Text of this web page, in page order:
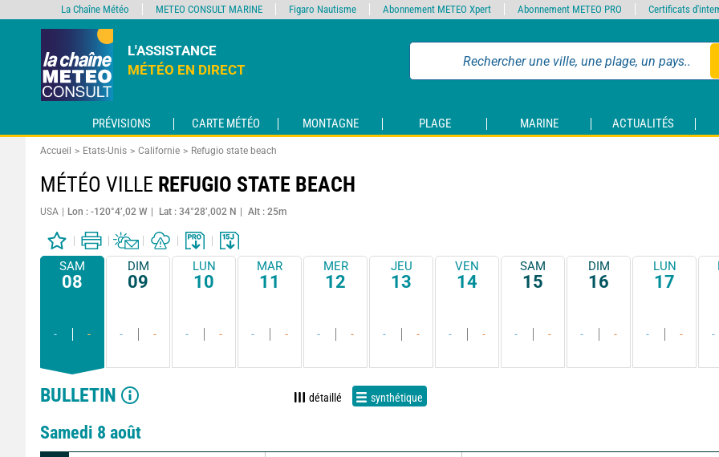
L'ASSISTANCE
MÉTÉO EN DIRECT
PRÉVISIONS CARTE MÉTÉO MONTAGNE PLAGE MARINE ACTUALITÉS
Accueil Etats-Unis Californie Refugio state beach
MÉTÉO VILLE REFUGIO STATE BEACH
USA Lon : -120°4’,02 W Lat : 34°28’,002 N Alt : 25m
SAM
08
- -
DIM
09
- -
LUN
10
- -
MAR
11
- -
MER
12
- -
JEU
13
- -
VEN
14
- -
SAM
15
- -
DIM
16
- -
LUN
17
- - -
BULLETIN détaillé synthétique
Samedi 8 août
La Chaîne Météo METEO CONSULT MARINE Figaro Nautisme Abonnement METEO Xpert Abonnement METEO PRO Certificats